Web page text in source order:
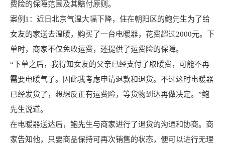
费险的保障范围及其赔付原则。
案例1：近日北京气温大幅下降，住在朝阳区的鲍先生为了给
女友的家送去温暖，购买了一台电暖器，花费超过2000元。下
单时，商家不仅免收运费，还提供了运费险的保障。
“下单之后，我得知女友的父亲已经支付了取暖费，可能不再
需要电暖气了。因此我考虑申请退款和退货。不过这时电暖器
已经发货了，想想反正有运费险，等货物到达再做决定。”鲍
先生说道。
在电暖器送达后，鲍先生与商家进行了退货的沟通和协商。商
家告知他，只要商品保持可再次销售的状态，便可以进行无理